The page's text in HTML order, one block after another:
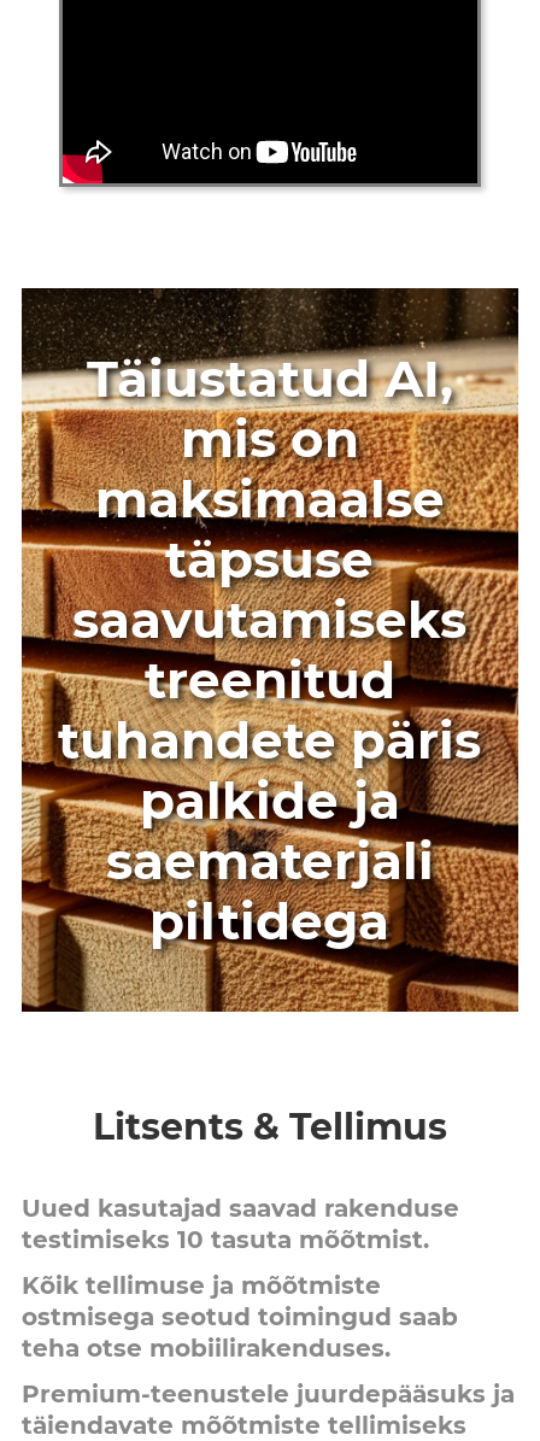
Täiustatud AI,
mis on
maksimaalse
täpsuse
saavutamiseks
treenitud
tuhandete päris
palkide ja
saematerjali
piltidega
Litsents & Tellimus
Uued kasutajad saavad rakenduse
testimiseks 10 tasuta mõõtmist.
Kõik tellimuse ja mõõtmiste
ostmisega seotud toimingud saab
teha otse mobiilirakenduses.
Premium-teenustele juurdepääsuks ja
täiendavate mõõtmiste tellimiseks